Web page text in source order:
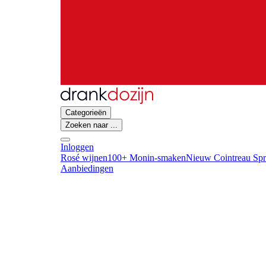
Categorieën
Zoeken naar ...
Inloggen
Rosé wijnen100+ Monin-smakenNieuw Cointreau
Aanbiedingen